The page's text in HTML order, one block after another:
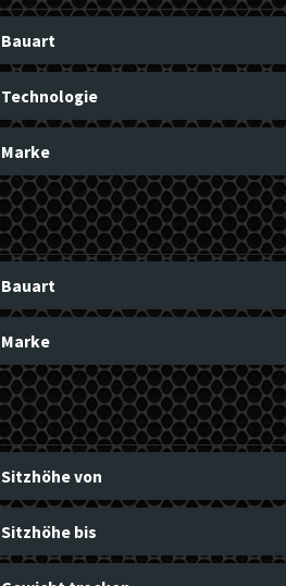
Bauart
Technologie
Marke
Bauart
Marke
Sitzhöhe von
Sitzhöhe bis